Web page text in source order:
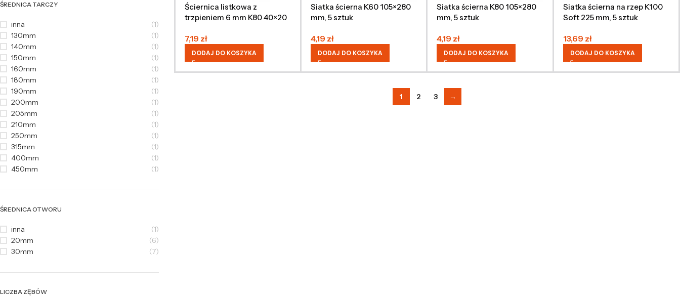
ŚREDNICA TARCZY
inna
(1)
130mm
(1)
140mm
(1)
150mm
(1)
160mm
(1)
180mm
(1)
190mm
(1)
200mm
(1)
205mm
(1)
210mm
(1)
250mm
(1)
315mm
(1)
400mm
(1)
450mm
(1)
ŚREDNICA OTWORU
inna
(1)
20mm
(6)
30mm
(7)
LICZBA ZĘBÓW
Ściernica listkowa z
trzpieniem 6 mm K80 40×20
7,19 zł
DODAJ DO KOSZYKA
Siatka ścierna K60 105×280
mm, 5 sztuk
4,19 zł
DODAJ DO KOSZYKA
Siatka ścierna K80 105×280
mm, 5 sztuk
4,19 zł
DODAJ DO KOSZYKA
Siatka ścierna na rzep K100
Soft 225 mm, 5 sztuk
13,69 zł
DODAJ DO KOSZYKA
1 2 3 →